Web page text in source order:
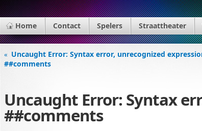
Home Contact Spelers Straattheater
« Uncaught Error: Syntax error, unrecognized
##comments
Uncaught Error: Syntax
##comments